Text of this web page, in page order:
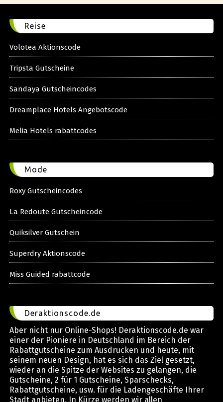
Reise
Volotea Aktionscode
Tripsta Gutscheine
Sandaya Gutscheincodes
Dreamplace Hotels Angebotscode
Melia Hotels rabattcodes
Mode
Roxy Gutscheincodes
La Redoute Gutscheincode
Quiksilver Gutschein
Superdry Aktionscode
Miss Guided rabattcode
Deraktionscode.de
Aber nicht nur Online-Shops! Deraktionscode.de war
einer der Pioniere in Deutschland im Bereich der
Rabattgutscheine zum Ausdrucken und heute, mit
seinem neuen Design, hat es sich das Ziel gesetzt,
wieder an die Spitze der Websites zu gelangen, die
Gutscheine, 2 für 1 Gutscheine, Sparschecks,
Rabattgutscheine, usw. für die Ladengeschäfte Ihrer
Stadt anbieten. In Kürze werden wir allen